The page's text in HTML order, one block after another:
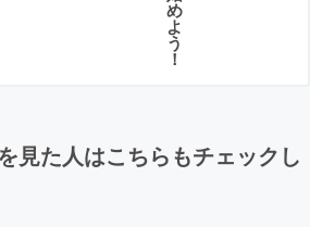
め
よ
う
！
見た人はこちらもチェックし